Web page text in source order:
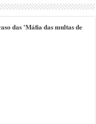
das 'Máfia das multas de